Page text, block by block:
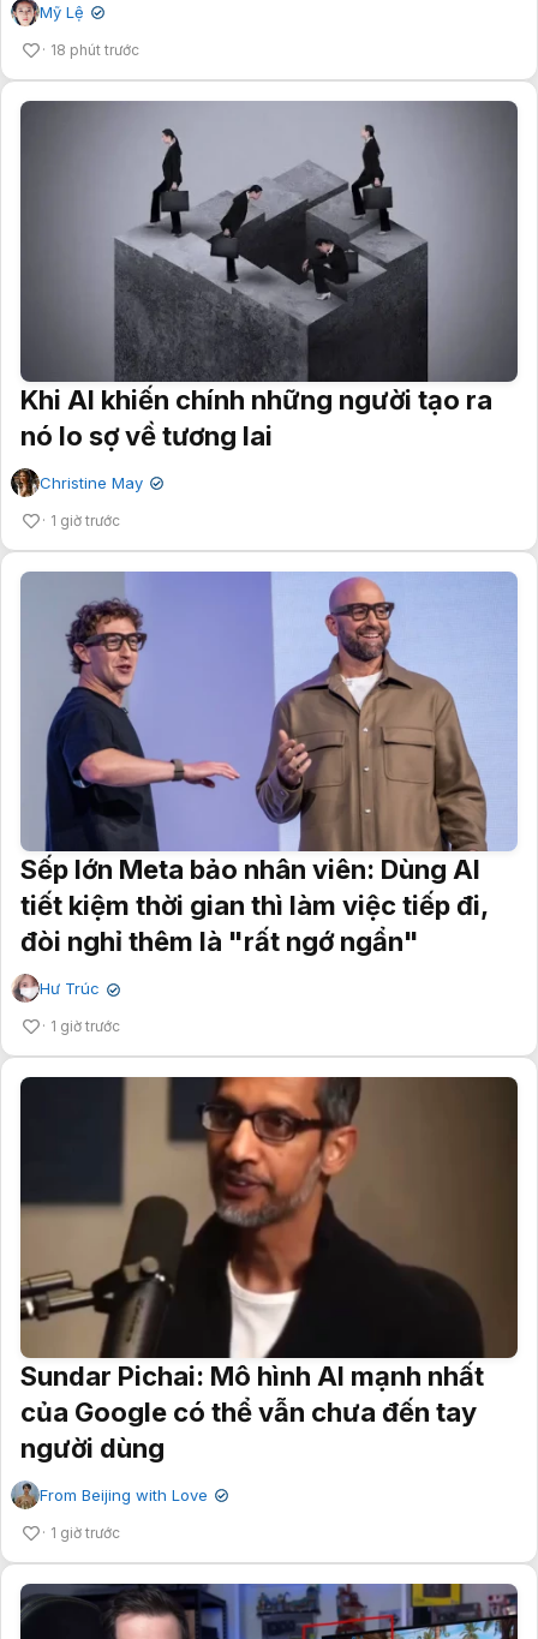
Mỹ Lệ ✔
18 phút trước
Khi AI khiến chính những người tạo ra
nó lo sợ về tương lai
Christine May ✔
1 giờ trước
Sếp lớn Meta bảo nhân viên: Dùng AI
tiết kiệm thời gian thì làm việc tiếp đi,
đòi nghỉ thêm là "rất ngớ ngẩn"
Hư Trúc ✔
1 giờ trước
Sundar Pichai: Mô hình AI mạnh nhất
của Google có thể vẫn chưa đến tay
người dùng
From Beijing with Love ✔
1 giờ trước